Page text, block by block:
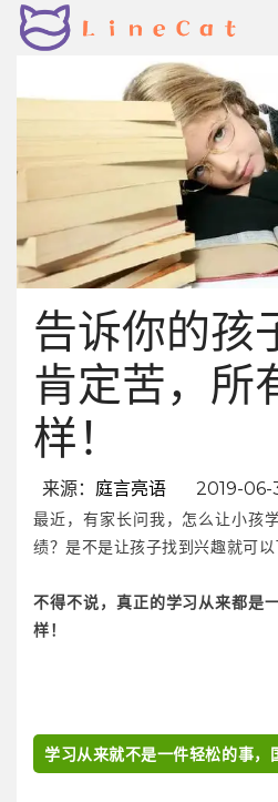
告诉你的孩
肯定苦，所
样！
来源： 庭言亮语 2019-06-
最近，有家长问我，怎么让小孩
绩？是不是让孩子找到兴趣就可以
不得不说，真正的学习从来都是
样！
学习从来就不是一件轻松的事，